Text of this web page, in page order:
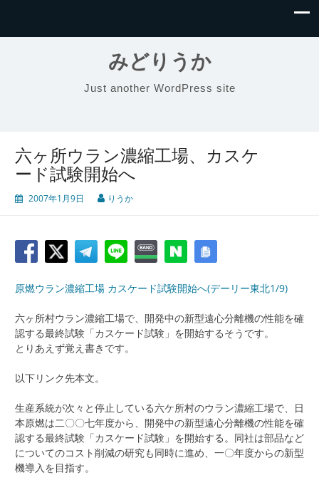
みどりうか
Just another WordPress site
六ヶ所ウラン濃縮工場、カスケ
ード試験開始へ
2007年1月9日 りうか
原燃ウラン濃縮工場 カスケード試験開始へ(デーリー東北1/9)
六ヶ所村ウラン濃縮工場で、開発中の新型遠心分離機の性能を確
認する最終試験「カスケード試験」を開始するそうです。
とりあえず覚え書きです。
以下リンク先本文。
生産系統が次々と停止している六ケ所村のウラン濃縮工場で、日
本原燃は二〇〇七年度から、開発中の新型遠心分離機の性能を確
認する最終試験「カスケード試験」を開始する。同社は部品など
についてのコスト削減の研究も同時に進め、一〇年度からの新型
機導入を目指す。